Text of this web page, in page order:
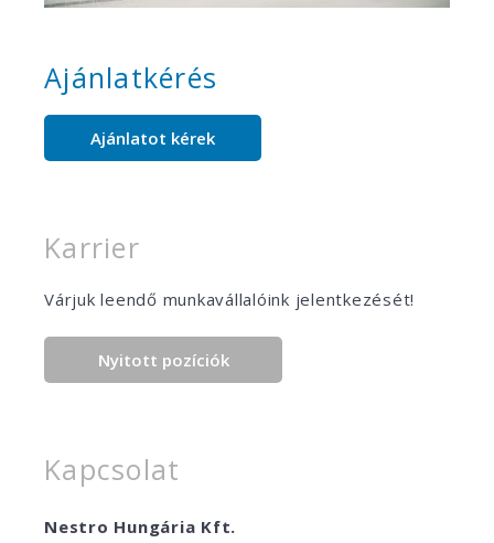
Ajánlatkérés
Ajánlatot kérek
Karrier
Várjuk leendő munkavállalóink jelentkezését!
Nyitott pozíciók
Kapcsolat
Nestro Hungária Kft.